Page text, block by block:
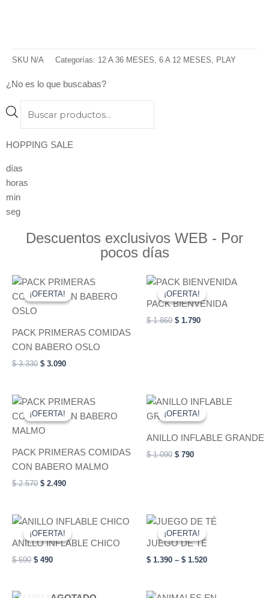
SKU N/A Categorías: 12 A 36 MESES, 6 A 12 MESES, PLAY
¿No es lo que buscabas?
search
HOPPING SALE
días
horas
min
seg
Descuentos exclusivos WEB - Por
pocos días
¡OFERTA!
¡OFERTA!
PACK PRIMERAS COMIDAS
CON BABERO OSLO
$3.330
Original
price
was:
$ 3.090
Current
is:
¡OFERTA!
¡OFERTA!
PACK BIENVENIDA
$1.860
Original
price
was:
$ 1.790
Current
is:
¡OFERTA!
¡OFERTA!
PACK PRIMERAS COMIDAS
CON BABERO MALMO
$2.570
Original
price
was:
$ 2.570.
$ 2.490
Current
is:
¡OFERTA!
¡OFERTA!
ANILLO INFLABLE GRANDE
$1.090
Original
price
was:
$ 790
Current
price
is:
This
product
variants.
be
chosen
on
the
page
¡OFERTA!
¡OFERTA!
ANILLO INFLABLE CHICO
$690
Original
price
was:
$ 490
Current
price
is:
This
product
multiple
The
¡OFERTA!
¡OFERTA!
JUEGO DE TÉ
$ 1.390 – $ 1.520
Price
$ 1.520
This
product
multiple
The
OriginalCurrent
OriginalCurrent